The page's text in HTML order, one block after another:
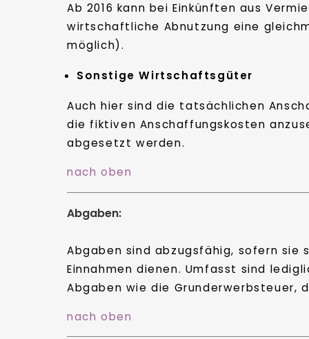
Ab 2016 kann bei Einkünften aus
wirtschaftliche Abnutzung eine
möglich).
Sonstige Wirtschaftsgüter
Auch hier sind die tatsächlichen
die fiktiven Anschaffungskosten
abgesetzt werden.
nach oben
Abgaben:
Abgaben sind abzugsfähig, sofern sie
Einnahmen dienen. Umfasst sind
Abgaben wie die Grunderwerbsteuer,
nach oben